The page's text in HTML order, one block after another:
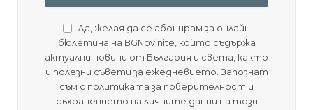
Да, желая да се абонирам за онлайн
бюлетина на BGNovinite, който съдържа
актуални новини от България и света, както
и полезни съвети за ежедневието. Запознат
съм с политиката за поверителност и
съхранението на личните данни на този